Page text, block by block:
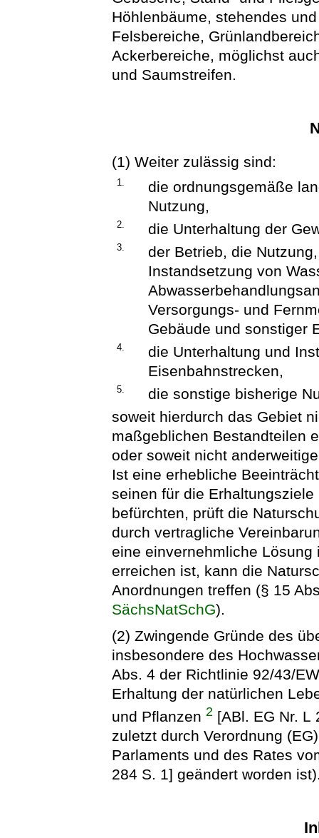
Höhlenbäume, stehendes
Felsbereiche,
Ackerbereiche, möglichst
und Saumstreifen.
(1) Weiter zulässig sind:
1.
die ordnungsgemäße
Nutzung,
2. die Unterhaltung der
3.
der Betrieb, die
Instandsetzung von
Versorgungs- und
Gebäude und sonstiger
4.
die Unterhaltung und
Eisenbahnstrecken,
5.
die sonstige bisherige
soweit hierdurch das Gebiet
maßgeblichen Bestandteilen
oder soweit nicht
Ist eine erhebliche
seinen für die
befürchten, prüft die
durch vertragliche
eine einvernehmliche
erreichen ist, kann die
Anordnungen treffen (§ 15
SächsNatSchG).
(2) Zwingende Gründe des
insbesondere des
Abs. 4 der Richtlinie 92/43/
Erhaltung der natürlichen
und Pflanzen2 [ABl. EG Nr. L
zuletzt durch Verordnung
Parlaments und des Rates
284 S. 1] geändert worden